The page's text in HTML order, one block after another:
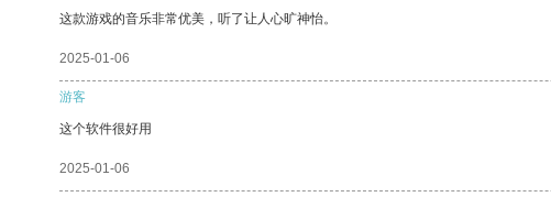
这款游戏的音乐非常优美，听了让人心旷神怡。
2025-01-06
游客
这个软件很好用
2025-01-06